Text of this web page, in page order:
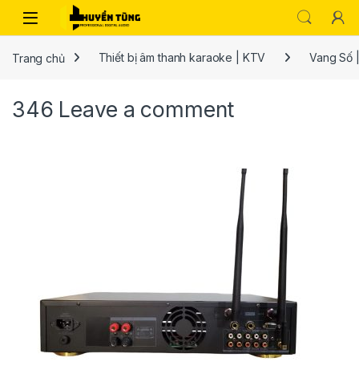
Trang chủ Thiết bị âm thanh karaoke | KTV Vang Số
346 Leave a comment